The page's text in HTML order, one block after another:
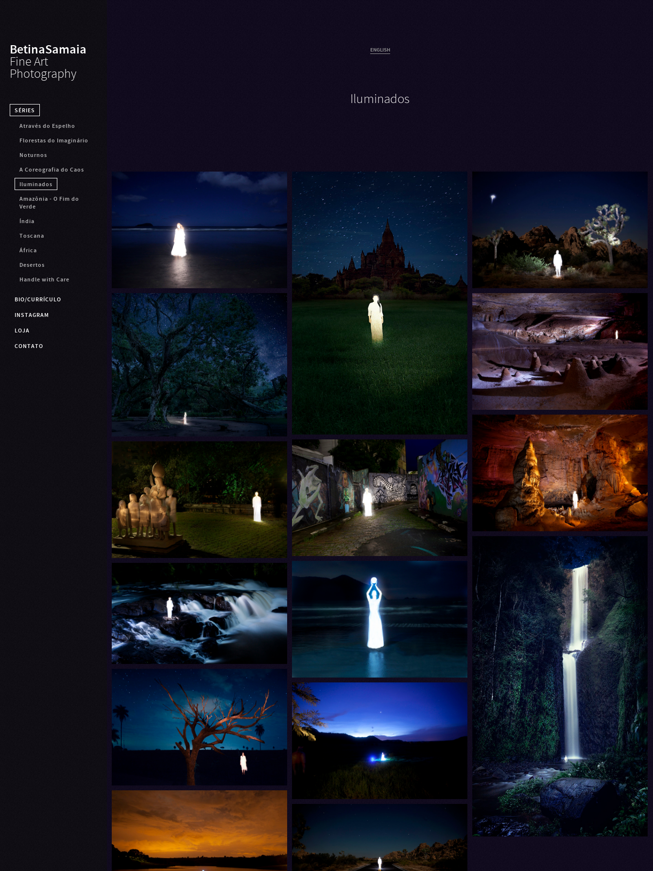
BetinaSamaia
Fine Art
Photography
SÉRIES
Através do Espelho
Florestas do Imaginário
Noturnos
A Coreografia do Caos
Iluminados
Amazônia - O Fim do
Verde
Índia
Toscana
África
Desertos
Handle with Care
BIO/CURRÍCULO
INSTAGRAM
LOJA
CONTATO
ENGLISH
Iluminados